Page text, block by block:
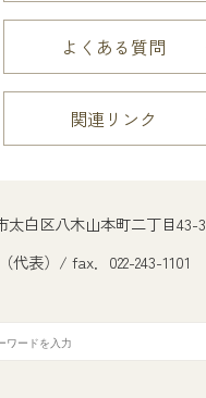
よくある質問
関連リンク
太白区八木山本町二丁目43-3
代表）/ fax．022-243-1101